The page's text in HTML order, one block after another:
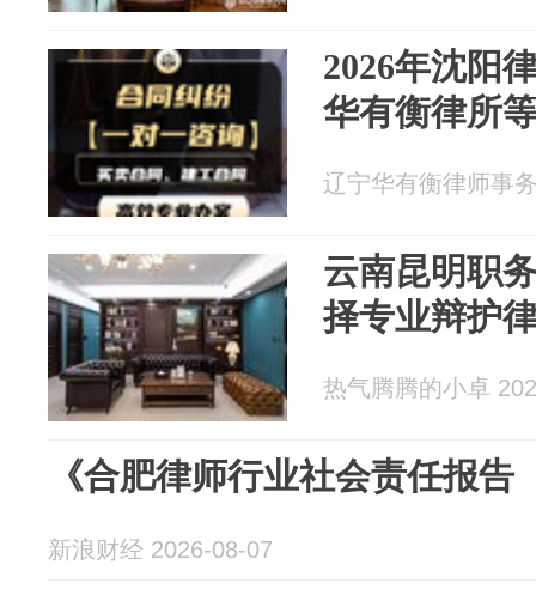
2026年沈阳
华有衡律所
辽宁华有衡律师事
云南昆明职
择专业辩护
热气腾腾的小卓
《合肥律师行业社会责任报告
新浪财经 2026-08-07